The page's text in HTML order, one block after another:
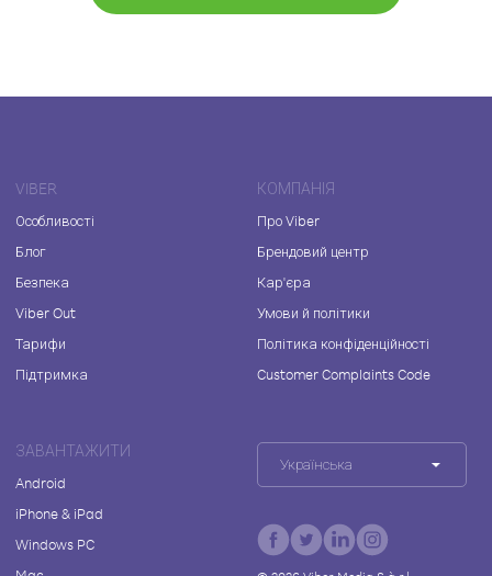
VIBER
Особливості
Блог
Безпека
Viber Out
Тарифи
Підтримка
КОМПАНІЯ
Про Viber
Брендовий центр
Кар'єра
Умови й політики
Політика конфіденційності
Customer Complaints Code
ЗАВАНТАЖИТИ
Android
iPhone & iPad
Windows PC
Українська